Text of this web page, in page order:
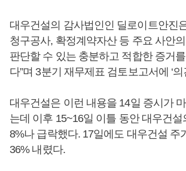
대우건설의 감사법인인 딜로이트안진
청구공사, 확정계약자산 등 주요 사안
판단할 수 있는 충분하고 적합한 증거
다”며 3분기 재무제표 검토보고서에 ‘의
대우건설은 이런 내용을 14일 증시가
는데 이후 15~16일 이틀 동안 대우건설
8%나 급락했다. 17일에도 대우건설 주
36% 내렸다.